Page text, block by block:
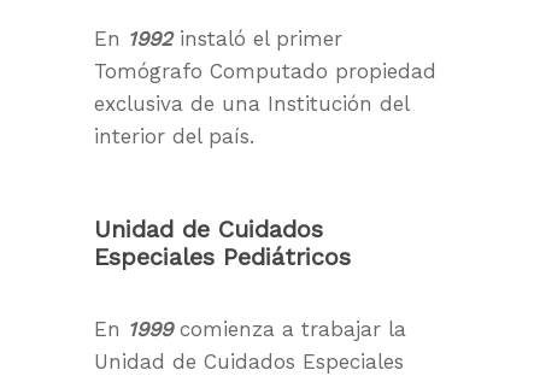
En 1992instaló el primer
Tomógrafo Computado propiedad
exclusiva de una Institución del
interior del país.
Unidad de Cuidados
Especiales Pediátricos
En 1999 comienza a trabajar la
Unidad de Cuidados Especiales